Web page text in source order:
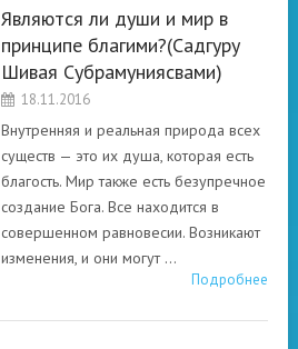
Являются ли души и мир в
принципе благими?(Садгуру
Шивая Субрамуниясвами)
18.11.2016
Внутренняя и реальная природа всех
существ — это их душа, которая есть
благость. Мир также есть безупречное
создание Бога. Все находится в
совершенном равновесии. Возникают
изменения, и они могут …
Подробнее